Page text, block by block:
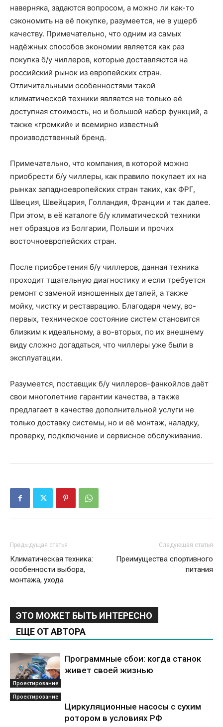
наверняка, задаются вопросом, а можно ли как-то
сэкономить на её покупке, разумеется, не в ущерб
качеству. Примечательно, что одним из самых
надёжных способов экономии является как раз
покупка б/у чиллеров, которые доставляются на
российский рынок из европейских стран.
Отличительными особенностями такой
климатической техники является не только её
доступная стоимость, но и большой набор функций, а
также «громкий» и всемирно известный
производственный бренд.
Примечательно, что компания, в которой можно
приобрести б/у чиллеры, как правило покупает их на
рынках западноевропейских стран таких, как ФРГ,
Швеция, Швейцария, Голландия, Франции и так далее.
При этом, в её каталоге б/у климатической техники
нет образцов из Болгарии, Польши и прочих
восточноевропейских стран.
После приобретения б/у чиллеров, данная техника
проходит тщательную диагностику и если требуется
ремонт с заменой изношенных деталей, а также
мойку, чистку и реставрацию. Благодаря чему, во-
первых, техническое состояние систем становится
близким к идеальному, а во-вторых, по их внешнему
виду сложно догадаться, что чиллеры уже были в
эксплуатации.
Разумеется, поставщик б/у чиллеров-фанкойлов даёт
свои многолетние гарантии качества, а также
предлагает в качестве дополнительной услуги не
только доставку системы, но и её монтаж, наладку,
проверку, подключение и сервисное обслуживание.
Предыдущая статья
Климатическая техника:
особенности выбора,
монтажа, ухода
Следующая статья
Преимущества спортивного
питания
ЭТО МОЖЕТ БЫТЬ ИНТЕРЕСНО
ЕЩЕ ОТ АВТОРА
Проектирование
Программные сбои: когда станок
живет своей жизнью
Проектирование
Циркуляционные насосы с сухим
ротором в условиях РФ